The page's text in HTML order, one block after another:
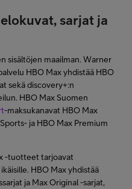
sarjat ja
sisältöjen maailman. Warner
HBO Max yhdistää HBO
sekä discovery+:n
HBO Max Suomen
-maksukanavat HBO Max
ja HBO Max Premium
-tuotteet tarjoavat
HBO Max yhdistää
ja Max Original -sarjat,